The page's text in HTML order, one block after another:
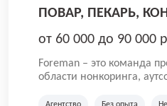
ПОВАР, ПЕКАРЬ,
от 60 000 до 90 000
Foreman – это команда
области нонкоринга,